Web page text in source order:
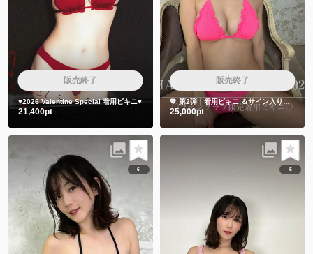
販売終了
♥️2026 Valentine Special 着用ビキニ♥️
21,400pt
販売終了
25,000pt
6 5